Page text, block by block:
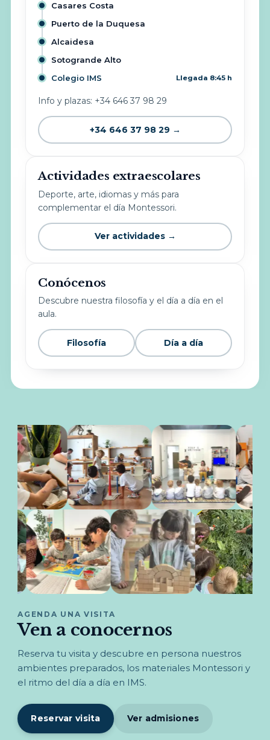
Casares Costa
Puerto de la Duquesa
Alcaidesa
Sotogrande Alto
Colegio IMS
Llegada 8:45 h
Info y plazas: +34 646 37 98 29
+34 646 37 98 29 →
Actividades extraescolares
Deporte, arte, idiomas y más para
complementar el día Montessori.
Ver actividades →
Conócenos
Descubre nuestra filosofía y el día a día en el
aula.
Filosofía Día a día
AGENDA UNA VISITA
Ven a conocernos
Reserva tu visita y descubre en persona nuestros
ambientes preparados, los materiales Montessori y
el ritmo del día a día en IMS.
Reservar visita Ver admisiones